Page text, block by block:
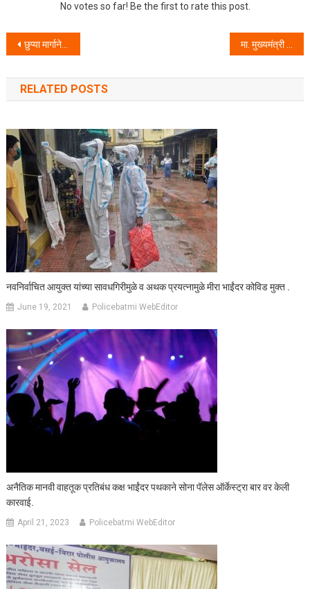
No votes so far! Be the first to rate this post.
Post navigation
छुप्या मार्गाने पिस्तूल व घातक शस्त्र विकणाऱ्या सराईत गुन्हेगारांस केले जेरबंद . मा. मुख्यमंत्री उद्धव ठाकरे यांनी विजयादशामिनिमित्त दिली पोलिसांना ‘गुड न्यूज.’
RELATED POSTS
नवनिर्वाचित आयुक्त यांच्या सावधगिरीमुळे व अथक प्रयत्नामुळे मीरा भाईंदर कोविड मुक्त .
June 19, 2021 Policebatmi WebEditor
अनैतिक मानवी वाहतूक प्रतिबंध कक्ष भाईंदर पथकाने सोना पॅलेस ऑर्केस्ट्रा बार वर केली
कारवाई.
April 21, 2023 Policebatmi WebEditor